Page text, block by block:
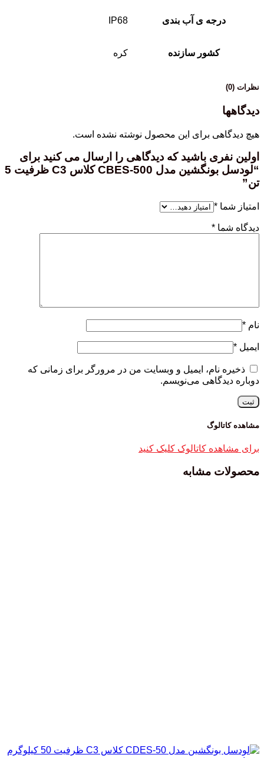
درجه ی آب بندی IP68
کشور سازنده کره
نظرات (0)
دیدگاهها
هیچ دیدگاهی برای این محصول نوشته نشده است.
اولین نفری باشید که دیدگاهی را ارسال می کنید برای
“لودسل بونگشین مدل CBES-500 کلاس C3 ظرفیت 5
تن”
امتیاز شما *
دیدگاه شما *
نام *
ایمیل *
ذخیره نام، ایمیل و وبسایت من در مرورگر برای زمانی که
دوباره دیدگاهی می‌نویسم.
مشاهده کاتالوگ
برای مشاهده کاتالوک کلیک کنید
محصولات مشابه